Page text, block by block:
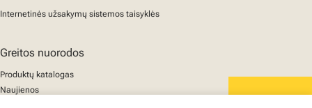
Internetinės užsakymų sistemos taisyklės
Greitos nuorodos
Produktų katalogas
Naujienos